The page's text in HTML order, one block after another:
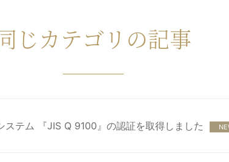
じカテゴリの記事
テム 『JIS Q 9100』の認証を取得しました